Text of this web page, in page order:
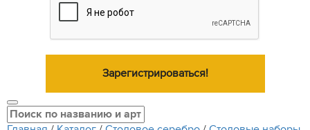
Зарегистрироваться!